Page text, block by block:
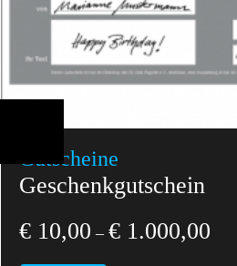
Gutscheine
Geschenkgutschein
€ 10,00 –€ 1.000,00